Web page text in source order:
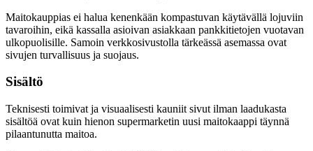
Maitokauppias ei halua kenenkään kompastuvan käytävällä lojuviin
tavaroihin, eikä kassalla asioivan asiakkaan pankkitietojen vuotavan
ulkopuolisille. Samoin verkkosivustolla tärkeässä asemassa ovat
sivujen turvallisuus ja suojaus.
Sisältö
Teknisesti toimivat ja visuaalisesti kauniit sivut ilman laadukasta
sisältöä ovat kuin hienon supermarketin uusi maitokaappi täynnä
pilaantunutta maitoa.